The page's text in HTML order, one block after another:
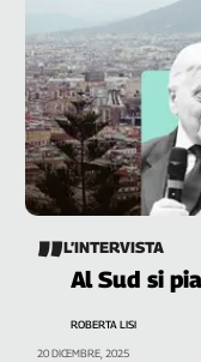
L’INTERVISTA
Al Sud si
ROBERTA LISI
20 DICEMBRE, 2025